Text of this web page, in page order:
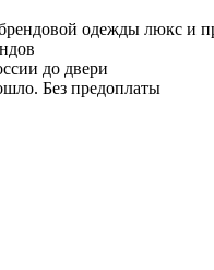
одежды люкс и
до двери
Без предоплаты